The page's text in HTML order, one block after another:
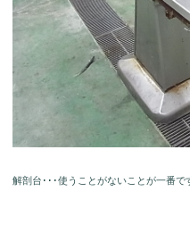
解剖台･･･使うことがないことが一番で